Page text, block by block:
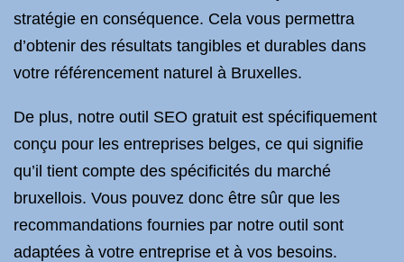
stratégie en conséquence. Cela vous permettra
d’obtenir des résultats tangibles et durables dans
votre référencement naturel à Bruxelles.
De plus, notre outil SEO gratuit est spécifiquement
conçu pour les entreprises belges, ce qui signifie
qu’il tient compte des spécificités du marché
bruxellois. Vous pouvez donc être sûr que les
recommandations fournies par notre outil sont
adaptées à votre entreprise et à vos besoins.